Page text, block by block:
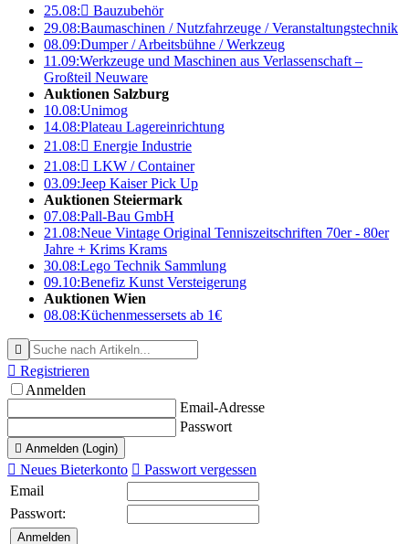
25.08: Bauzubehör
29.08:Baumaschinen / Nutzfahrzeuge / Veranstaltungstechnik
08.09:Dumper / Arbeitsbühne / Werkzeug
11.09:Werkzeuge und Maschinen aus Verlassenschaft –
Großteil Neuware
Auktionen Salzburg
10.08:Unimog
14.08:Plateau Lagereinrichtung
21.08: Energie Industrie
21.08: LKW / Container
03.09:Jeep Kaiser Pick Up
Auktionen Steiermark
07.08:Pall-Bau GmbH
21.08:Neue Vintage Original Tenniszeitschriften 70er - 80er
Jahre + Krims Krams
30.08:Lego Technik Sammlung
09.10:Benefiz Kunst Versteigerung
Auktionen Wien
08.08:Küchenmessersets ab 1€

 Registrieren
Anmelden
Email-Adresse
Passwort
 Anmelden (Login)
 Neues Bieterkonto  Passwort vergessen
Email
Passwort: